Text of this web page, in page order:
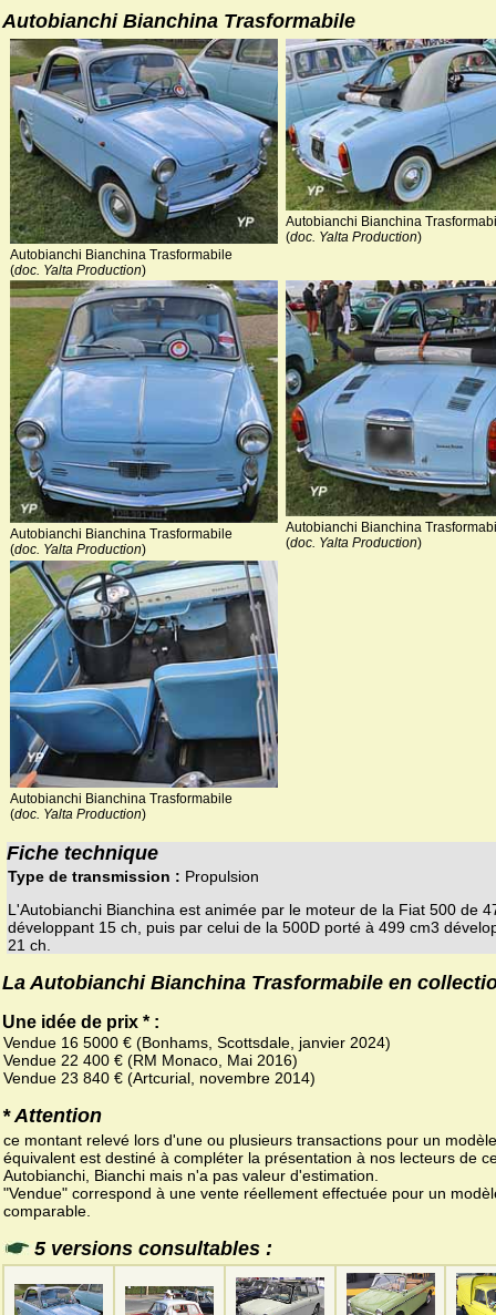
Autobianchi Bianchina Trasformabile
Autobianchi Bianchina Trasformabile
(doc. Yalta Production)
Autobianchi Bianchina
(doc. Yalta Production)
Autobianchi Bianchina Trasformabile
(doc. Yalta Production)
Autobianchi Bianchina
(doc. Yalta Production)
Autobianchi Bianchina Trasformabile
(doc. Yalta Production)
Fiche technique
Type de transmission : Propulsion
L'Autobianchi Bianchina est animée par le moteur de la Fiat 500 de
développant 15 ch, puis par celui de la 500D porté à 499 cm3
21 ch.
La Autobianchi Bianchina Trasformabile en
Une idée de prix * :
Vendue 16 5000 € (Bonhams, Scottsdale, janvier 2024)
Vendue 22 400 € (RM Monaco, Mai 2016)
Vendue 23 840 € (Artcurial, novembre 2014)
* Attention
ce montant relevé lors d'une ou plusieurs transactions pour un modèle
équivalent est destiné à compléter la présentation à nos lecteurs de
Autobianchi, Bianchi mais n'a pas valeur d'estimation.
"Vendue" correspond à une vente réellement effectuée pour un
comparable.
5 versions consultables :